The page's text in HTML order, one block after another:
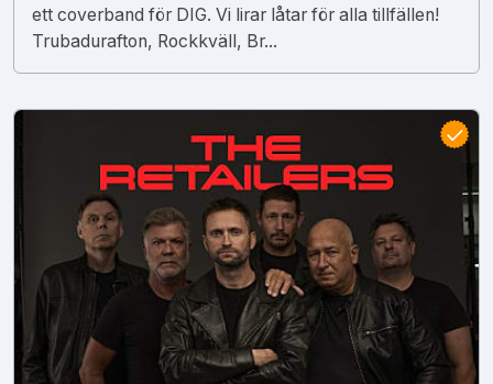
ett coverband för DIG. Vi lirar låtar för alla tillfällen!
Trubadurafton, Rockkväll, Br...